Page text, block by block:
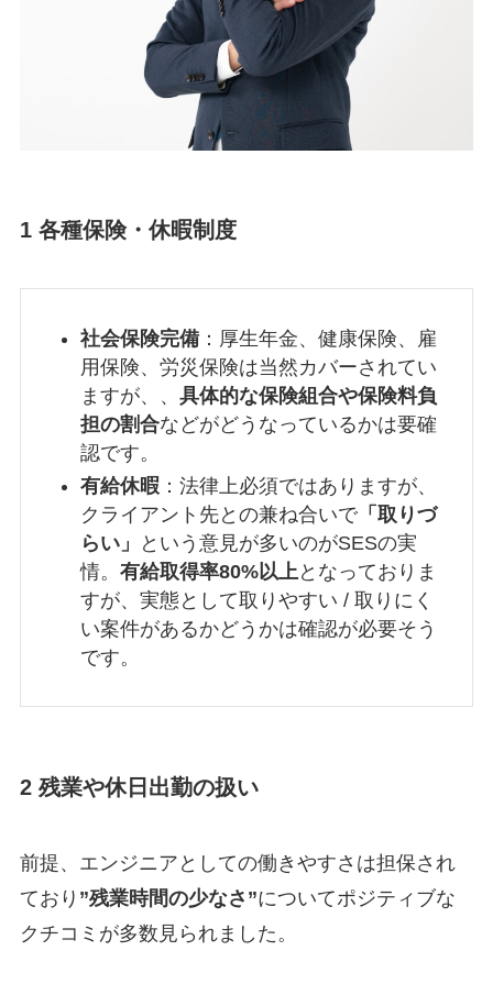
1 各種保険・休暇制度
社会保険完備：厚生年金、健康保険、雇
用保険、労災保険は当然カバーされてい
ますが、、 具体的な保険組合や保険料負
担の割合などがどうなっているかは要確
認です。
有給休暇 ：法律上必須ではありますが、
クライアント先との兼ね合いで「取りづ
らい」
という意見が多いのがSESの実
情。 有給取得率80%以上となっておりま
すが、実態として取りやすい / 取りにく
い案件があるかどうかは確認が必要そう
です。
2 残業や休日出勤の扱い
前提、エンジニアとしての働きやすさは担保され
ており ”残業時間の少なさ”についてポジティブな
クチコミが多数見られました。